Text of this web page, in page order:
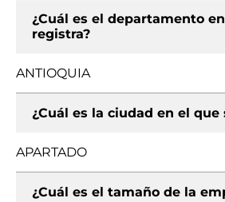
¿Cuál es el departamento
registra?
ANTIOQUIA
¿Cuál es la ciudad en el que
APARTADO
¿Cuál es el tamaño de la